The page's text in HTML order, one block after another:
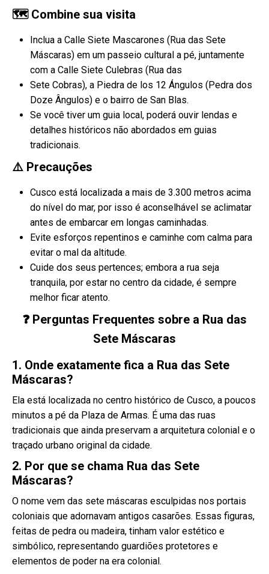
🗺️ Combine sua visita
Inclua a Calle Siete Mascarones (Rua das Sete
Máscaras) em um passeio cultural a pé, juntamente
com a Calle Siete Culebras (Rua das
Sete Cobras), a Piedra de los 12 Ángulos (Pedra dos
Doze Ângulos) e o bairro de San Blas.
Se você tiver um guia local, poderá ouvir lendas e
detalhes históricos não abordados em guias
tradicionais.
⚠️ Precauções
Cusco está localizada a mais de 3.300 metros acima
do nível do mar, por isso é aconselhável se aclimatar
antes de embarcar em longas caminhadas.
Evite esforços repentinos e caminhe com calma para
evitar o mal da altitude.
Cuide dos seus pertences; embora a rua seja
tranquila, por estar no centro da cidade, é sempre
melhor ficar atento.
❓ Perguntas Frequentes sobre a Rua das
Sete Máscaras
1. Onde exatamente fica a Rua das Sete
Máscaras?
Ela está localizada no centro histórico de Cusco, a poucos
minutos a pé da Plaza de Armas. É uma das ruas
tradicionais que ainda preservam a arquitetura colonial e o
traçado urbano original da cidade.
2. Por que se chama Rua das Sete
Máscaras?
O nome vem das sete máscaras esculpidas nos portais
coloniais que adornavam antigos casarões. Essas figuras,
feitas de pedra ou madeira, tinham valor estético e
simbólico, representando guardiões protetores e
elementos de poder na era colonial.